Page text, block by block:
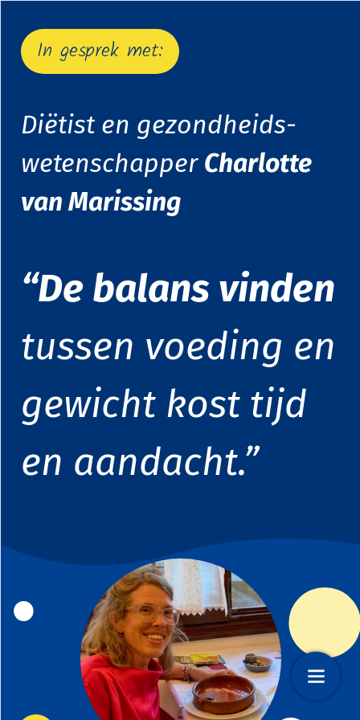
In gesprek met:
Diëtist en gezondheids-
wetenschapper Charlotte
van Marissing
“De balans vinden
tussen voeding en
gewicht kost tijd
en aandacht.”